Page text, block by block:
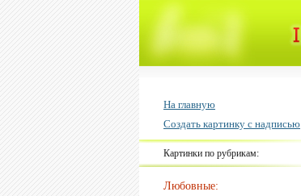
На главную
Создать картинку с надписью
Картинки по рубрикам:
Любовные: